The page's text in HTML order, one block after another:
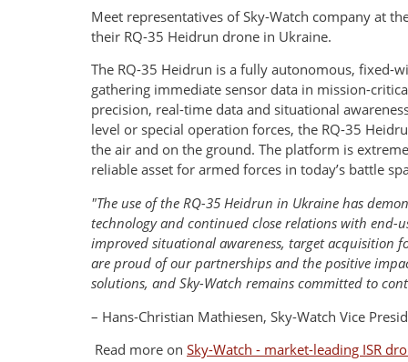
Meet representatives of Sky-Watch company at
their RQ-35 Heidrun drone in Ukraine.
The RQ-35 Heidrun is a fully autonomous, fixed-
gathering immediate sensor data in mission-
precision, real-time data and situational
level or special operation forces, the RQ-35
the air and on the ground. The platform is
reliable asset for armed forces in today’s battle
"The use of the RQ-35 Heidrun in Ukraine has
technology and continued close relations with end-
improved situational awareness, target acquisition
are proud of our partnerships and the positive
solutions, and Sky-Watch remains committed to
– Hans-Christian Mathiesen, Sky-Watch Vice
Read more on Sky-Watch - market-leading ISR